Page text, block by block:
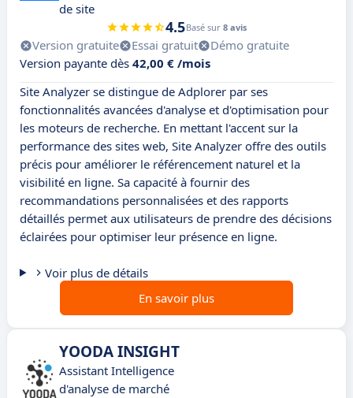
de site
4.5Basé sur 8 avis
Version gratuite Essai gratuit
Démo gratuite
Version payante dès 42,00 € /mois
Site Analyzer se distingue de Adplorer par ses
fonctionnalités avancées d'analyse et d'optimisation pour
les moteurs de recherche. En mettant l'accent sur la
performance des sites web, Site Analyzer offre des outils
précis pour améliorer le référencement naturel et la
visibilité en ligne. Sa capacité à fournir des
recommandations personnalisées et des rapports
détaillés permet aux utilisateurs de prendre des décisions
éclairées pour optimiser leur présence en ligne.
Voir plus de détails
En savoir plus
YOODA INSIGHT
Assistant Intelligence
d'analyse de marché